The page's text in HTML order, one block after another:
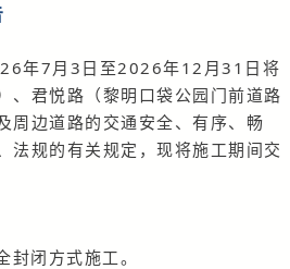
年7月3日至2026年12月31日将
、君悦路（黎明口袋公园门前道路
周边道路的交通安全、有序、畅
法规的有关规定，现将施工期间交
闭方式施工。